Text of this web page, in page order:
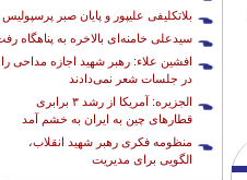
بلاتکلیفی علیپور و پایان صبر پرسپولیس
سیدعلی خامنه‌ای بالاخره به پناهگاه
افشین علاء: رهبر شهید اجازه مداحی را
در جلسات شعر نمی‌دادند
الجزیره: آمریکا از رشد ۳ برابری
قطارهای چین به ایران به خشم آمد
منظومه فکری رهبر شهید انقلاب،
الگویی برای مدیریت